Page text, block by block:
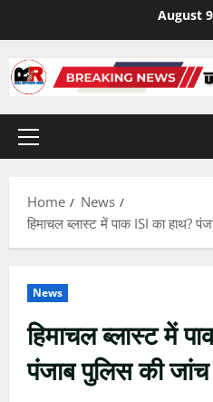
content
August
Primary
Home
News
हिमाचल ब्लास्ट में पाक ISI का हाथ?
News
हिमाचल ब्लास्ट में
पंजाब पुलिस की